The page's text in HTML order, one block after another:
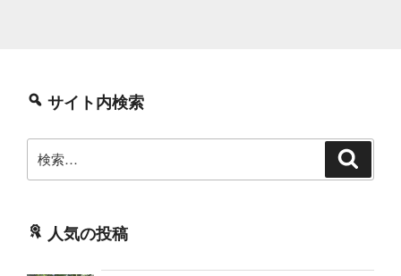
サイト内検索
索:
人気の投稿